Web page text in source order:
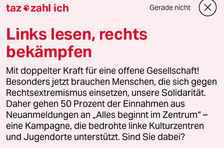
Downloads für Abonnierende
© 2026 taz Verlags und Vertriebs GmbH
Alle Rechte vorbehalten. Bei rechtlichen Fragen oder für Genehmigungen
wenden Sie sich bitte an
lizenzen@taz.de
Feedback Redaktionsstatut Kommune-Richtlinien
Leitlinie Informant Datenschutz Impressum AGB
taz zahl ich Gerade nicht
Links lesen, rechts
bekämpfen
Mit doppelter Kraft für eine offene Gesellschaft!
Besonders jetzt brauchen Menschen, die sich gegen
Rechtsextremismus einsetzen, unsere Solidarität.
Daher gehen 50 Prozent der Einnahmen aus
Neuanmeldungen an „Alles beginnt im Zentrum“ –
eine Kampagne, die bedrohte linke Kulturzentren
und Jugendorte unterstützt. Sind Sie dabei?